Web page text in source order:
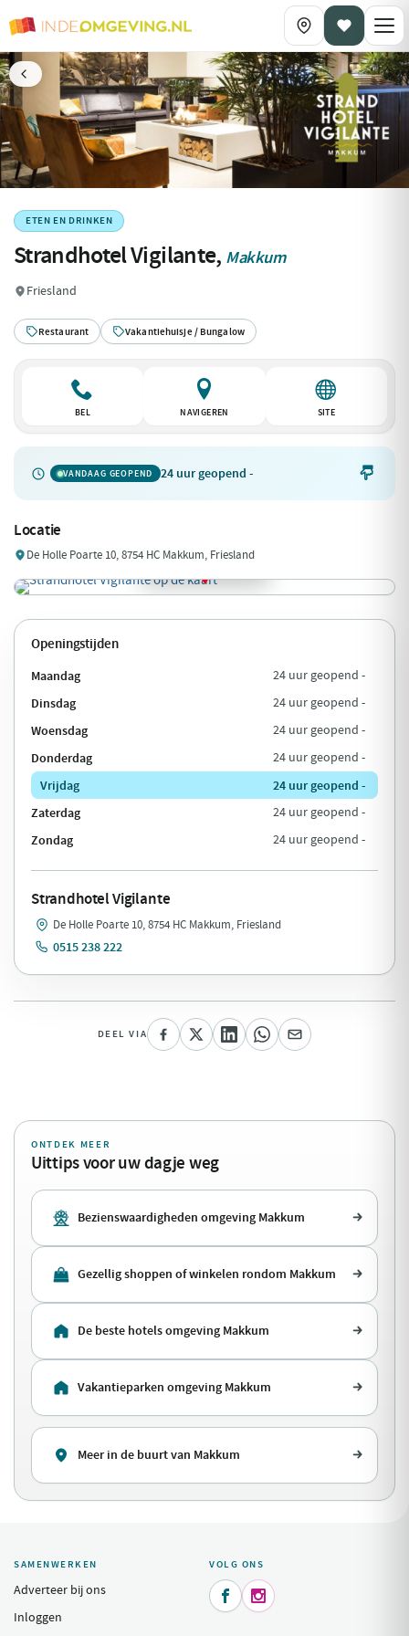
ETEN EN DRINKEN
Strandhotel Vigilante, Makkum
Friesland
Restaurant Vakantiehuisje / Bungalow
BEL NAVIGEREN SITE
VANDAAG GEOPEND 24 uur geopend - 
Locatie
De Holle Poarte 10, 8754 HC Makkum, Friesland
Openingstijden
Maandag 24 uur geopend -
Dinsdag 24 uur geopend -
Woensdag 24 uur geopend -
Donderdag 24 uur geopend -
Vrijdag
24 uur geopend -
Zaterdag
24 uur geopend -
Zondag 24 uur geopend -
Strandhotel Vigilante
De Holle Poarte 10, 8754 HC Makkum, Friesland
0515 238 222
DEEL VIA
ONTDEK MEER
Uittips voor uw dagje weg
Bezienswaardigheden omgeving Makkum
Gezellig shoppen of winkelen rondom Makkum
De beste hotels omgeving Makkum
Vakantieparken omgeving Makkum
Meer in de buurt van Makkum
SAMENWERKEN
Adverteer bij ons
Inloggen
VOLG ONS
 